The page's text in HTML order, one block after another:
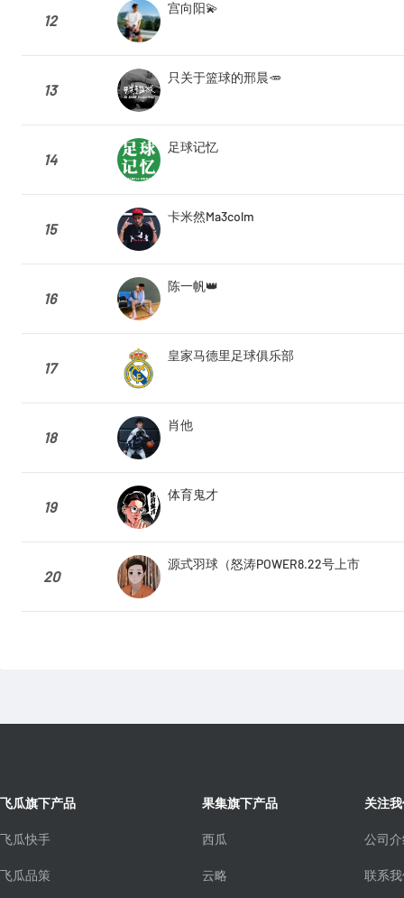
12
宫向阳💫
13
只关于篮球的邢晨🥕
14
足球记忆
15
卡米然Ma3colm
16
陈一帆👑
17
皇家马德里足球俱乐部
18
肖他
19
体育鬼才
20
源式羽球（怒涛POWER8.22号上市
飞瓜旗下产品
飞瓜快手
飞瓜品策
果集旗下产品
西瓜
云略
关注
公司
联系